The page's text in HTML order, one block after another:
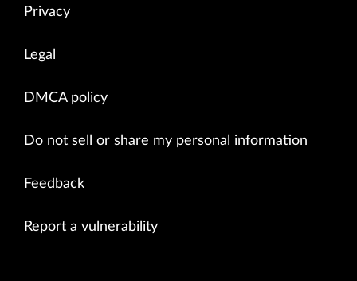
Privacy
Legal
DMCA policy
Do not sell or share my personal information
Feedback
Report a vulnerability